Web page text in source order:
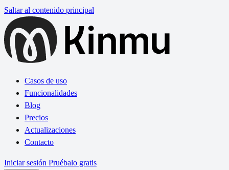
Saltar al contenido principal
Casos de uso
Funcionalidades
Blog
Precios
Actualizaciones
Contacto
Iniciar sesión Pruébalo gratis